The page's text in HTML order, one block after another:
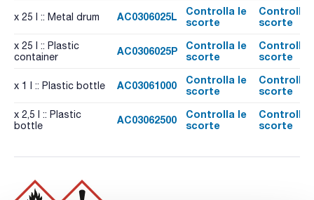
x 25 l :: Metal drum AC0306025L
Controlla le
scorte
Controlla
scorte
x 25 l :: Plastic
container
AC0306025P
Controlla le
scorte
Controlla
scorte
x 1 l :: Plastic bottle AC03061000
Controlla le
scorte
Controlla
scorte
x 2,5 l :: Plastic
bottle
AC03062500
Controlla le
scorte
Controlla
scorte